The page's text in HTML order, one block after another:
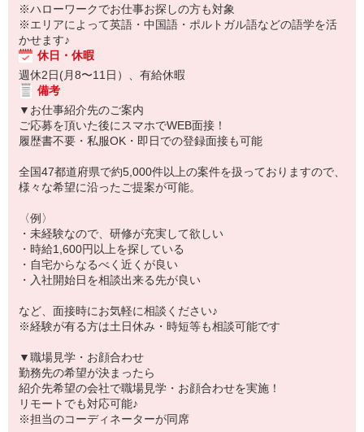
※ハローワークでお仕事お探しの方も対象
※エリアによって英語・中国語・ポルトガル語などの語学を活
かせます♪
休日・休暇
週休2日(月8〜11日）、有給休暇
備考
▼お仕事紹介先のご案内
ご応募を頂いた後にスマホでWEB面接！
履歴書不要・私服OK・即日での登録面接も可能
全国47都道府県で約5,000件以上の案件を扱っておりますので、
様々な希望に沿ったご提案が可能。
〈例〉
・未経験なので、研修が充実して欲しい
・時給1,600円以上を探している
・自宅からなるべく近くが良い
・入社開始日を相談出来る先が良い
など、面接時にお気軽に相談ください♪
※経験が有る方は土日休み・時短等も相談可能です
▼職場見学・お顔合わせ
勤務先の希望が決まったら
紹介先希望の会社で職場見学・お顔合わせを実施！
リモートでも対応可能♪
※担当のコーディネーターが同席